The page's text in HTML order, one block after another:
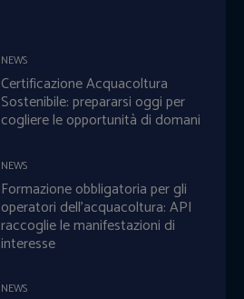
NEWS
Certificazione Acquacoltura
Sostenibile: prepararsi oggi per
cogliere le opportunità di domani
NEWS
Formazione obbligatoria per gli
operatori dell’acquacoltura: API
raccoglie le manifestazioni di
interesse
NEWS